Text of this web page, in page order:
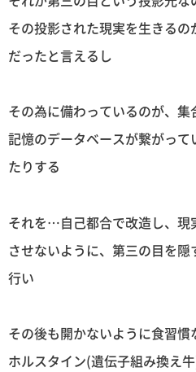
その投影された現実を生きる
だったと言えるし
その為に備わっているのが、
記憶のデータベースが繋がっ
たりする
それを…自己都合で改造し、現
させないように、第三の目を
行い
その後も開かないように食習慣
ホルスタイン(遺伝子組み換え